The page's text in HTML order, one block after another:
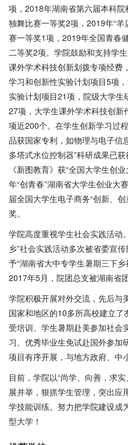
项，2018年湖南省第六届本科院
独舞比赛一等奖2项，2019年“
赛一等奖1项，2019年全国青春
二等奖2项。学院鼓励和支持学
课外学术科技创新划拨专项经费
学习和创新性实验计划项目5项
实验计划项目21项，院级大学
27项，大学生课外学术科技创
项近200个。在学生创新学习过
品获国家专利，如物理与电子信
多塔式水位控制器”科研成果已
《新图教育》获“全国大学生创
年“创青春”湖南省大学生创业大
届全国大学生电子商务“创新、
奖。
学院高度重视学生社会实践活动
乡”社会实践活动多次被省委宣
予“湖南省大中专学生暑期三下乡
2017年5月，院团总支被湖南省
学院积极开展对外交流，先后与
国家和地区的10多所高校建立
受培训、学生暑期赴美参加社会
习、优秀毕业生免试赴国外参加
项目有序开展，与地方政府、中
目前，学院以“尚学、向善，求
展并举，狠抓学生管理，突出应
学技能训练。努力把学院建设成
型大学！